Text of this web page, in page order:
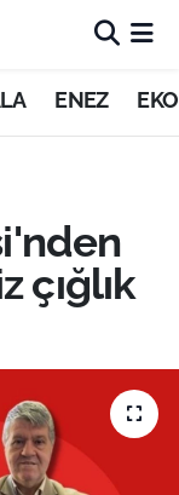
ENEZ
çığlık